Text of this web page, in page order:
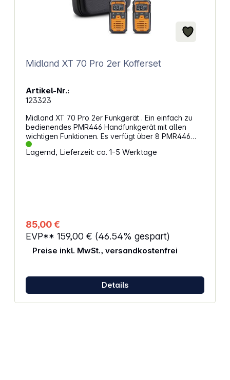
Midland XT 70 Pro 2er Kofferset
Artikel-Nr.:
123323
Midland XT 70 Pro 2er Funkgerät . Ein einfach zu
bedienendes PMR446 Handfunkgerät mit allen
wichtigen Funktionen. Es verfügt über 8 PMR446
Kanäle, sowie 69 LPD Kanäle. Für ungestörte
Gespräche stehen 38 CTCSS- und 83 DCS-Töne
Micro-USB-Ladebuchse. Das Midland XT70 Pro wird
im 2er-Set angeboten. Eigenschaften: 32 Kanäle
(PMR446) + 69 LPD Spritzwasserschutz: IPX4
Reichweite: Bis zu 12 km 38 CTCSS-Töne in TX und
RX 104 DCS-Töne in TX und RX 9 VOX-Level für
LC Display mit Hintergrundbeleuchtung
Batteriestandsanzeige 10 wählbare Ruhtöne
Schnellladegerät (3 Stunden) Vibrationsalarm
Zweikanalüberwachung Tastensperre Baby-Sitter-
Lagernd, Lieferzeit: ca. 1-5 Werktage
85,00 €
EVP** 159,00 € (46.54% gespart)
Preise inkl. MwSt., versandkostenfrei
Details